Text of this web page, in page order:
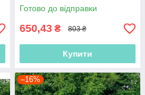
Готово до відправки
650,43 ₴ 803 ₴
Купити
–16%